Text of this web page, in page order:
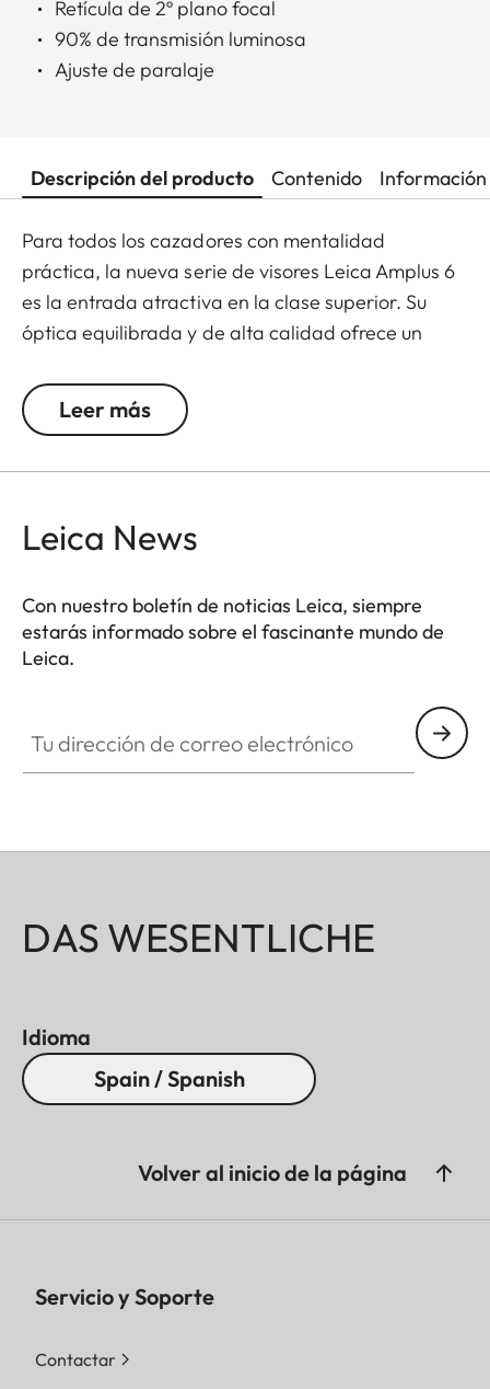
Retícula de 2º plano focal
90% de transmisión luminosa
Ajuste de paralaje
Descripción del producto Contenido
Para todos los cazadores con mentalidad
práctica, la nueva serie de visores Leica Amplus 6
es la entrada atractiva en la clase superior. Su
óptica equilibrada y de alta calidad ofrece un
6x, una gran pupila de salida y un amplio campo
de visión. Su diseño robusto hace que el Leica
calidad de los elementos funcionales garantiza un
Leer más
Leica News
Con nuestro boletín de noticias Leica, siempre
estarás informado sobre el fascinante mundo de
Leica.
DAS WESENTLICHE
Idioma
Spain / Spanish
Volver al inicio de la página
Servicio y Soporte
Contactar